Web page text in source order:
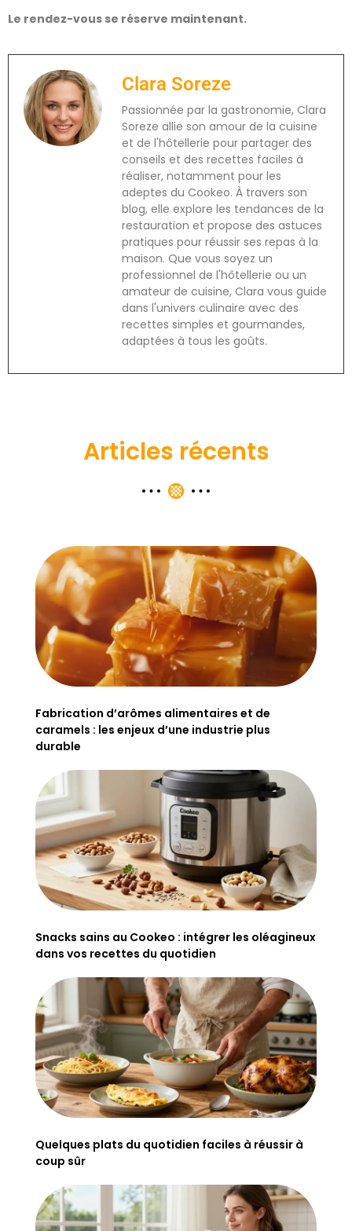
Le rendez-vous se réserve maintenant.
Clara Soreze
Passionnée par la gastronomie, Clara
Soreze allie son amour de la cuisine
et de l'hôtellerie pour partager des
conseils et des recettes faciles à
réaliser, notamment pour les
adeptes du Cookeo. À travers son
blog, elle explore les tendances de la
restauration et propose des astuces
pratiques pour réussir ses repas à la
maison. Que vous soyez un
professionnel de l'hôtellerie ou un
amateur de cuisine, Clara vous guide
dans l'univers culinaire avec des
recettes simples et gourmandes,
adaptées à tous les goûts.
Articles récents
Fabrication d’arômes alimentaires et de
caramels : les enjeux d’une industrie plus
durable
Snacks sains au Cookeo : intégrer les oléagineux
dans vos recettes du quotidien
Quelques plats du quotidien faciles à réussir à
coup sûr